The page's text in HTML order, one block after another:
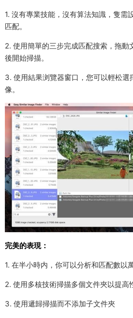
1. 沒有專業技能，沒有算法知識，隻需
匹配。
2. 使用簡單的三步完成匹配搜索，拖動
後開始掃描。
3. 使用結果浏覽器窗口，您可以輕松選
像。
完美的表現：
1. 在半小時内，你可以分析和匹配數以
2. 使用多核技術掃描多個文件夾以提高
3. 使用遞歸掃描而不添加子文件夾